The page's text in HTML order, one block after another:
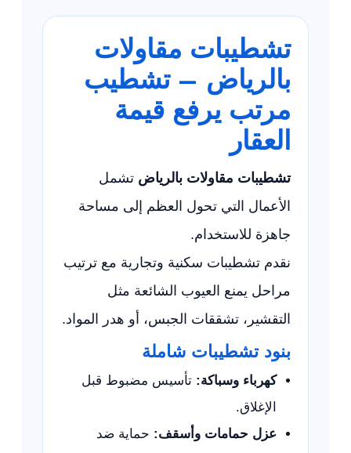
تشطيبات مقاولات
بالرياض – تشطيب
مرتب يرفع قيمة
العقار
تشطيبات مقاولات بالرياض تشمل
الأعمال التي تحول العظم إلى مساحة
جاهزة للاستخدام.
نقدم تشطيبات سكنية وتجارية مع ترتيب
مراحل يمنع العيوب الشائعة مثل
التقشير، تشققات الجبس، أو هدر المواد.
بنود تشطيبات شاملة
كهرباء وسباكة: تأسيس مضبوط قبل
الإغلاق.
عزل حمامات وأسقف: حماية ضد